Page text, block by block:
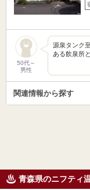
50代～
男性
源泉タンク
ある飲泉所
関連情報から探す
青森県のニフティ